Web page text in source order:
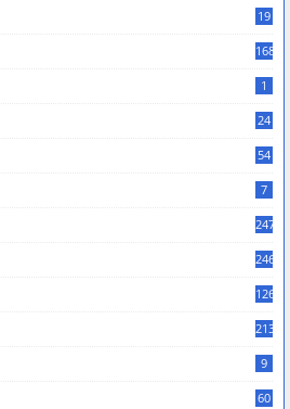
19
168
1
24
54
7
247
246
126
213
9
60